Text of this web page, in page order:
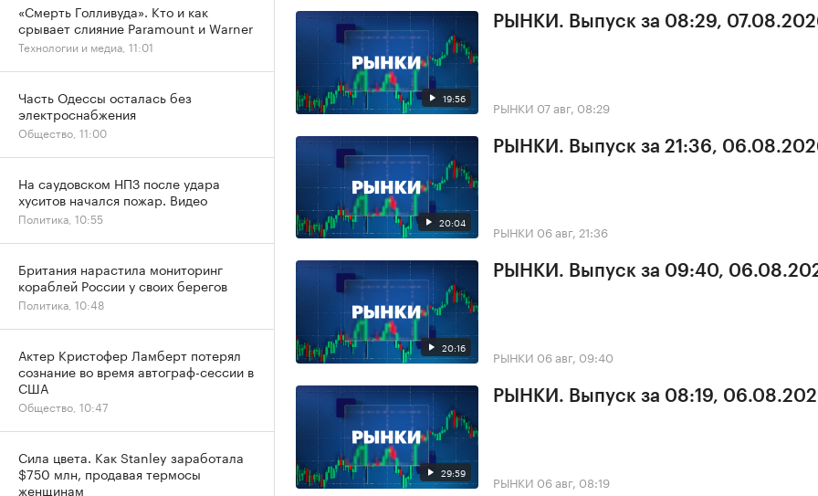
19:56
РЫНКИ. Выпуск за 08:29,
РЫНКИ 07 авг, 08:29
20:04
РЫНКИ. Выпуск за 21:36,
РЫНКИ 06 авг, 21:36
20:16
РЫНКИ. Выпуск за 09:40,
РЫНКИ 06 авг, 09:40
29:59
РЫНКИ. Выпуск за 08:19,
РЫНКИ 06 авг, 08:19
«Смерть Голливуда». Кто и как
срывает слияние Paramount и Warner
Технологии и медиа, 11:01
Часть Одессы осталась без
электроснабжения
Общество, 11:00
На саудовском НПЗ после удара
хуситов начался пожар. Видео
Политика, 10:55
Британия нарастила мониторинг
кораблей России у своих берегов
Политика, 10:48
Актер Кристофер Ламберт потерял
сознание во время автограф-сессии в
США
Общество, 10:47
Сила цвета. Как Stanley заработала
$750 млн, продавая термосы
женщинам